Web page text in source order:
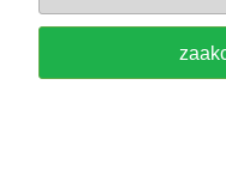
pokaż
Sklep